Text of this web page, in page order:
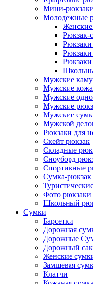
Мини-рюкзаки
Молодежные
Рюкзак-
Рюкзаки
Рюкзаки
Рюкзаки
Мужские
Мужские
Мужские
Мужские
Мужские
Мужской
Рюкзаки для
Скейт рюкзак
Складные
Сноуборд
Спортивные
Сумка-рюкзак
Фото рюкзаки
Школьный
Сумки
Барсетки
Дорожная
Дорожные
Дорожный
Женские
Замшевая
Клатчи